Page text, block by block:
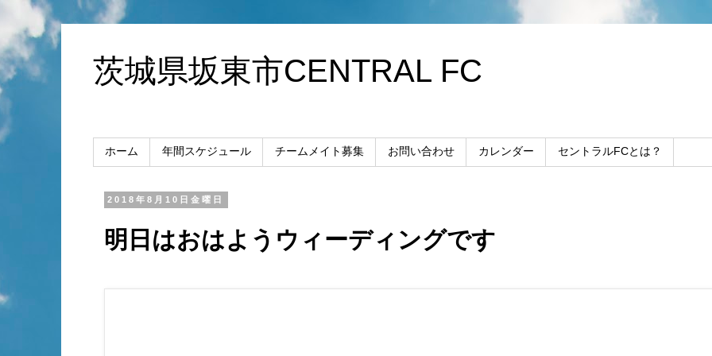
茨城県坂東市CENTRAL FC
ホーム 年間スケジュール チームメイト募集 お問い合わせ カレンダー セントラルFCとは？
2018年8月10日金曜日
明日はおはようウィーディングです